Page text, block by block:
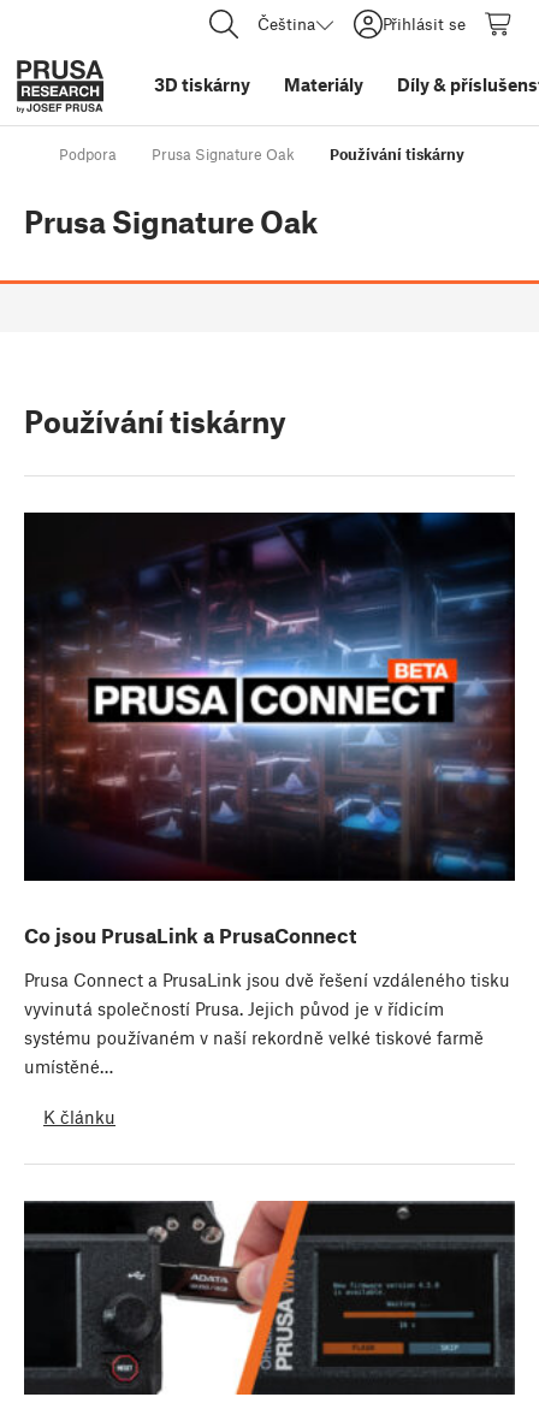
Čeština Přihlásit se
3D tiskárny Materiály Díly&
Podpora Prusa Signature Oak Používání tiskárny
Prusa Signature Oak
Používání tiskárny
Co jsou PrusaLink a PrusaConnect
Prusa Connect a PrusaLink jsou dvě řešení vzdáleného tisku
vyvinutá společností Prusa. Jejich původ je v řídicím
systému používaném v naší rekordně velké tiskové farmě
umístěné…
K článku